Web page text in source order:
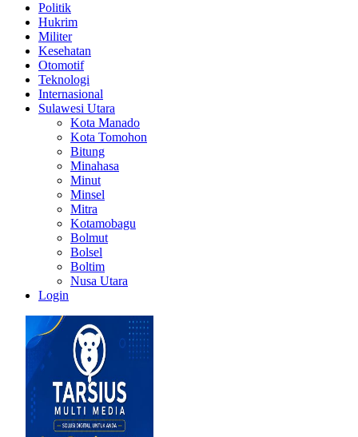
Politik
Hukrim
Militer
Kesehatan
Otomotif
Teknologi
Internasional
Sulawesi Utara
Kota Manado
Kota Tomohon
Bitung
Minahasa
Minut
Minsel
Mitra
Kotamobagu
Bolmut
Bolsel
Boltim
Nusa Utara
Login